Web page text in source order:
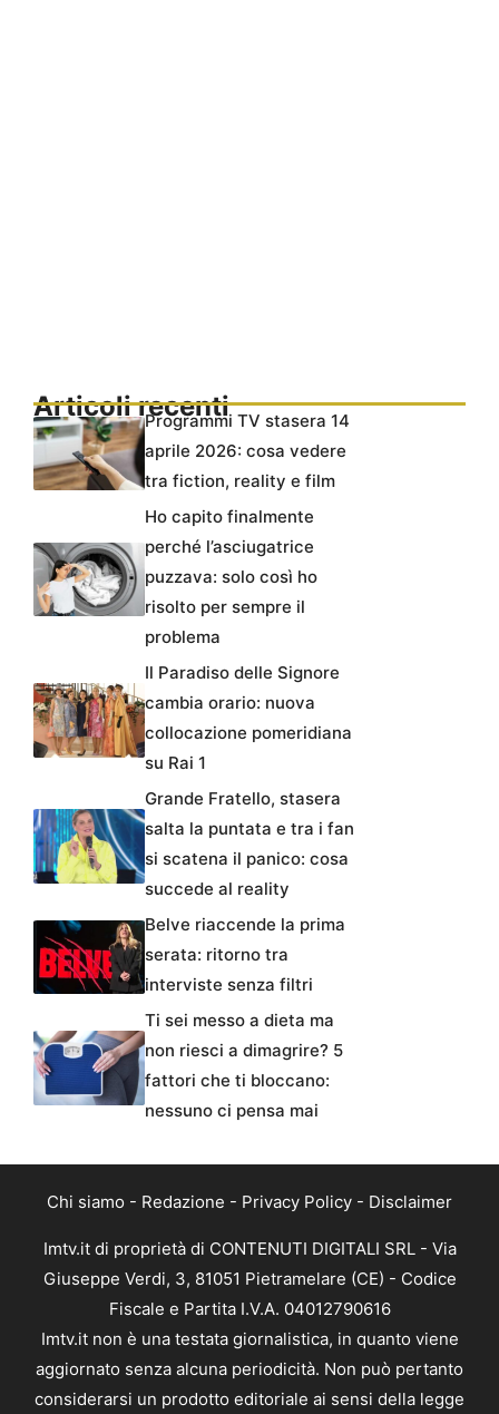
Articoli recentiProgrammi TV stasera 14
aprile 2026: cosa vedere
tra fiction, reality e film
Ho capito finalmente
perché l’asciugatrice
puzzava: solo così ho
risolto per sempre il
problema
Il Paradiso delle Signore
cambia orario: nuova
collocazione pomeridiana
su Rai 1
Grande Fratello, stasera
salta la puntata e tra i fan
si scatena il panico: cosa
succede al reality
Belve riaccende la prima
serata: ritorno tra
interviste senza filtri
Ti sei messo a dieta ma
non riesci a dimagrire? 5
fattori che ti bloccano:
nessuno ci pensa mai
Chi siamo - Redazione - Privacy Policy - Disclaimer
Imtv.it di proprietà di CONTENUTI DIGITALI SRL - Via
Giuseppe Verdi, 3, 81051 Pietramelare (CE) - Codice
Fiscale e Partita I.V.A. 04012790616
Imtv.it non è una testata giornalistica, in quanto viene
aggiornato senza alcuna periodicità. Non può pertanto
considerarsi un prodotto editoriale ai sensi della legge